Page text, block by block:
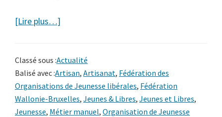
[Lire plus…]
le
retour
de
l’artisan
Classé sous :Actualité
Balisé avec :Artisan, Artisanat, Fédération des
Organisations de Jeunesse libérales, Fédération
Wallonie-Bruxelles, Jeunes & Libres, Jeunes et Libres,
Jeunesse, Métier manuel, Organisation de Jeunesse